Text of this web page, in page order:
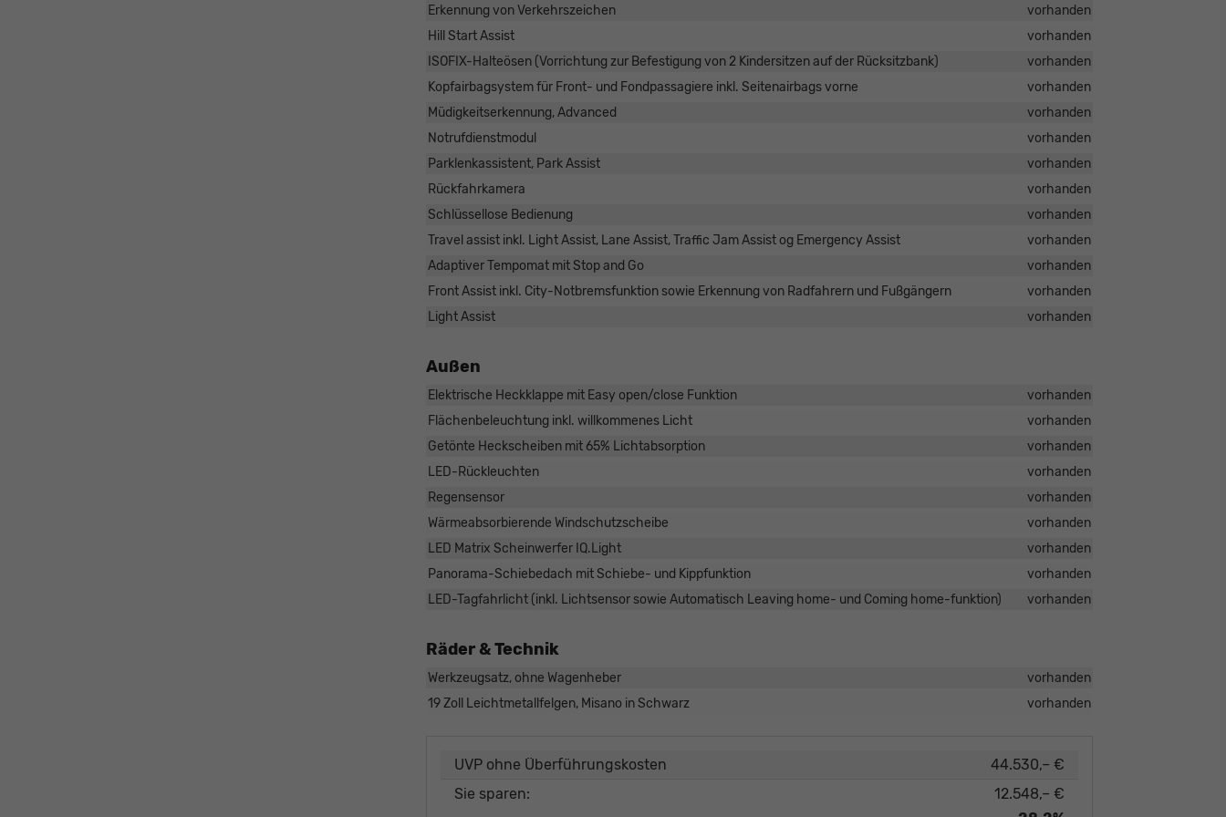
Erkennung von Verkehrszeichen
vorhanden
Hill Start Assist
vorhanden
ISOFIX-Halteösen (Vorrichtung zur Befestigung von 2 Kindersitzen auf der Rücksitzbank)
vorhanden
Kopfairbagsystem für Front- und Fondpassagiere inkl. Seitenairbags vorne
vorhanden
Müdigkeitserkennung, Advanced
vorhanden
Notrufdienstmodul
vorhanden
Parklenkassistent, Park Assist
vorhanden
Rückfahrkamera
vorhanden
Schlüssellose Bedienung
vorhanden
Travel assist inkl. Light Assist, Lane Assist, Traffic Jam Assist og Emergency Assist
vorhanden
Adaptiver Tempomat mit Stop and Go
vorhanden
Front Assist inkl. City-Notbremsfunktion sowie Erkennung von Radfahrern und Fußgängern
vorhanden
Light Assist
vorhanden
Außen
Elektrische Heckklappe mit Easy open/close Funktion
vorhanden
Flächenbeleuchtung inkl. willkommenes Licht
vorhanden
Getönte Heckscheiben mit 65% Lichtabsorption
vorhanden
LED-Rückleuchten
vorhanden
Regensensor
vorhanden
Wärmeabsorbierende Windschutzscheibe
vorhanden
LED Matrix Scheinwerfer IQ.Light
vorhanden
Panorama-Schiebedach mit Schiebe- und Kippfunktion
vorhanden
LED-Tagfahrlicht (inkl. Lichtsensor sowie Automatisch Leaving home- und Coming home-funktion)
vorhanden
Räder & Technik
Werkzeugsatz, ohne Wagenheber
vorhanden
19 Zoll Leichtmetallfelgen, Misano in Schwarz
vorhanden
UVP ohne Überführungskosten
44.530,– €
Sie sparen:
12.548,– €